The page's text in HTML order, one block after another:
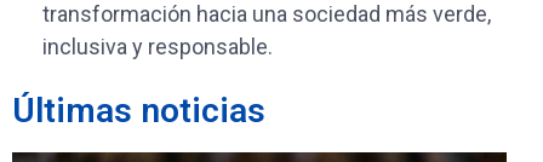
transformación hacia una sociedad más verde,
inclusiva y responsable.
Últimas noticias